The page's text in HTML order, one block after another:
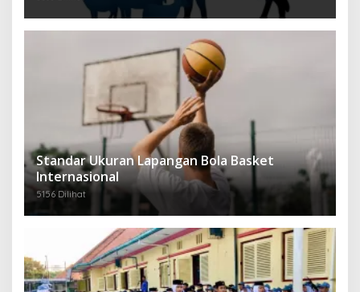
Standar Ukuran Lapangan Bola Basket
Internasional
5156 Dilihat